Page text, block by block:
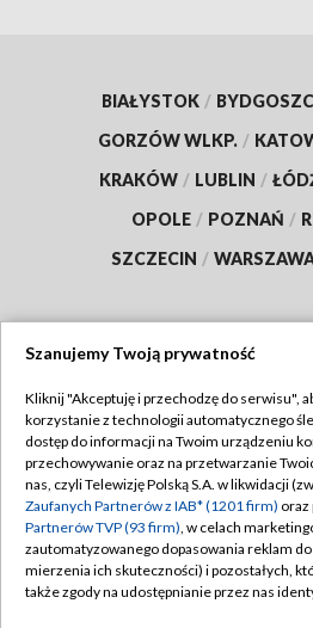
BIAŁYSTOK /
GORZÓW WLKP. /
KRAKÓW / LUBLIN /
OPOLE / POZNAŃ /
SZCZECIN /
TVP
Abonament TVP
Emisja w TVP
Centrum informacji TVP
Naziemna Telewizja Cyfrowa
Regulamin
Polityka
Moje
Pomoc
Szanujemy Twoją prywatność
Kliknij "Akceptuję i przechodzę do serwisu",
korzystanie z technologii automatycznego
dostęp do informacji na Twoim urządzeniu
przechowywanie oraz na przetwarzanie
nas, czyli Telewizję Polską S.A. w likwidacji
Zaufanych Partnerów z IAB* (1201 firm) oraz
Partnerów TVP (93 firm), w celach
zautomatyzowanego dopasowania reklam
mierzenia ich skuteczności) i pozostałych,
także zgody na udostępnianie przez nas